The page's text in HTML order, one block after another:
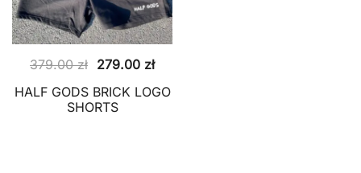
379.00zł Pierwotna
cena
wynosiła:
279.00 złAktualna
cena
HALF GODS BRICK LOGO
SHORTS